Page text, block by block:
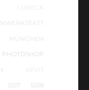
MÜNCHEN
PHOTOSHOP
SS17 SS18